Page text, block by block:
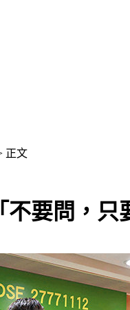
正文
不要問，只